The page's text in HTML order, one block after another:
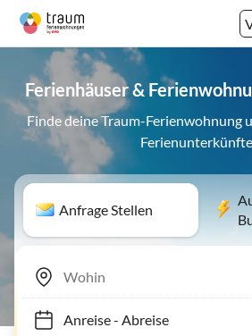
Ferienhäuser &
Finde deine Traum-Ferienwohnung
Anfrage Stellen
Anreise- Abreise